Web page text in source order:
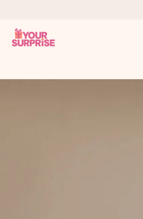
zum richtigen Zeitpunkt überreichen
aller Länder, in die wir